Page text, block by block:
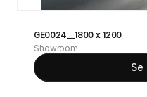
GE0024__1800 x 1200
Showroom
Se